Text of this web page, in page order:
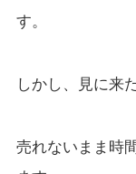
す。
しかし、見に来
売れないまま時